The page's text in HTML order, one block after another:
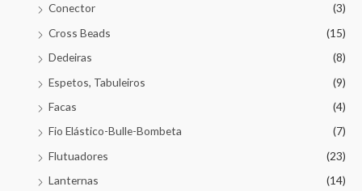
Conector
(3)
Cross Beads
(15)
Dedeiras
(8)
Espetos, Tabuleiros
(9)
Facas
(4)
Fio Elástico-Bulle-Bombeta
(7)
Flutuadores
(23)
Lanternas
(14)